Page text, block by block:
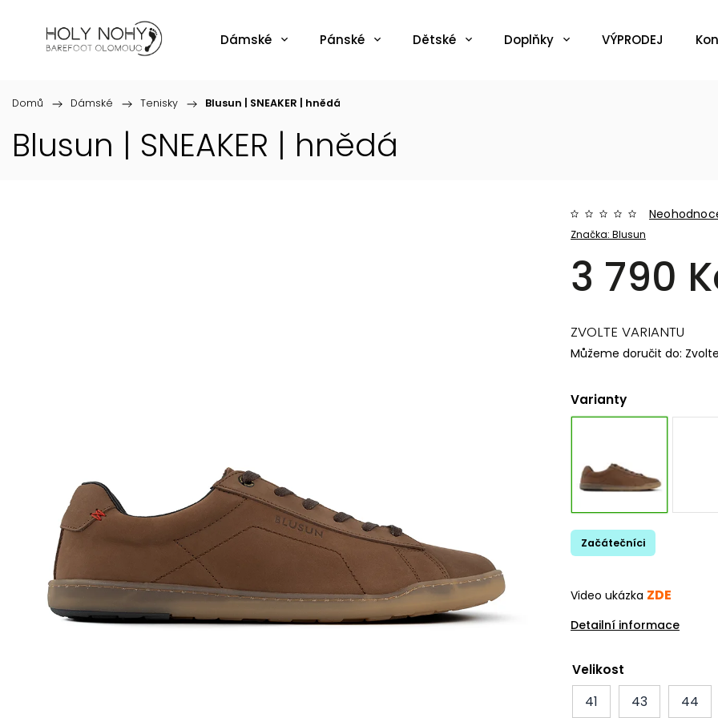
Dámské Pánské Dětské Doplňky VÝPRODEJ
Domů / Dámské / Tenisky / Blusun | SNEAKER | hnědá
Blusun | SNEAKER | hnědá
Značka:Blusun
Varianty
3 790
Začátečníci
Video ukázka ZDE
Detailní informace
ZVOLTE VARIANTU
Můžeme doručit do:
Velikost
41
43 44